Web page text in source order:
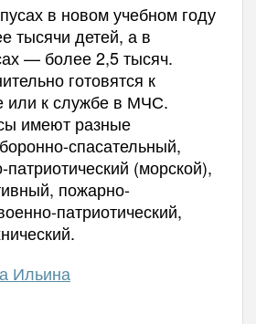
в новом учебном году
тысячи детей, а в
— более 2,5 тысяч.
готовятся к
или к службе в МЧС.
имеют разные
спасательный,
патриотический (морской),
пожарно-
патриотический,
Ильина